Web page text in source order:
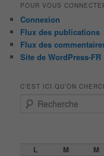
POUR VOUS
Connexion
Flux des publications
Flux des
Site de WordPress-FR
C’EST ICI QU’ON
L M M